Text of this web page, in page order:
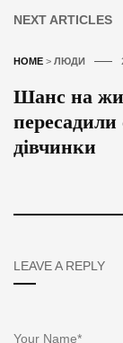
NEXT ARTICLES
HOME > ЛЮДИ
Шанс на
дівчинки
LEAVE A REPLY